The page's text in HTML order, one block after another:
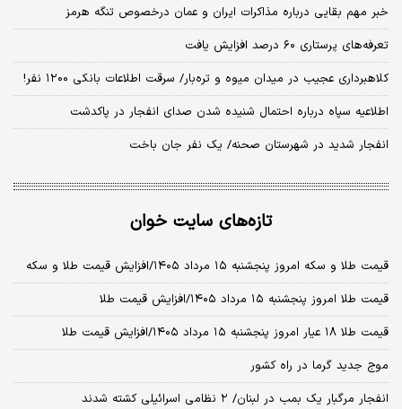
خبر مهم بقایی درباره مذاکرات ایران و عمان درخصوص تنگه هرمز
تعرفه‌های پرستاری ۶۰ درصد افزایش یافت
کلاهبرداری عجیب در میدان میوه و تره‌بار/ سرقت اطلاعات بانکی ۱۲۰۰ نفر!
اطلاعیه سپاه درباره احتمال شنیده شدن صدای انفجار در پاکدشت
انفجار شدید در شهرستان صحنه/ یک نفر جان باخت
تازه‌های سایت خوان
قیمت طلا و سکه امروز پنجشنبه ۱۵ مرداد ۱۴۰۵/افزایش قیمت طلا و سکه
قیمت طلا امروز پنجشنبه ۱۵ مرداد ۱۴۰۵/افزایش قیمت طلا
قیمت طلا ۱۸ عیار امروز پنجشنبه ۱۵ مرداد ۱۴۰۵/افزایش قیمت طلا
موج جدید گرما در راه کشور
انفجار مرگبار یک بمب در لبنان/ ۲ نظامی اسرائیلی کشته شدند